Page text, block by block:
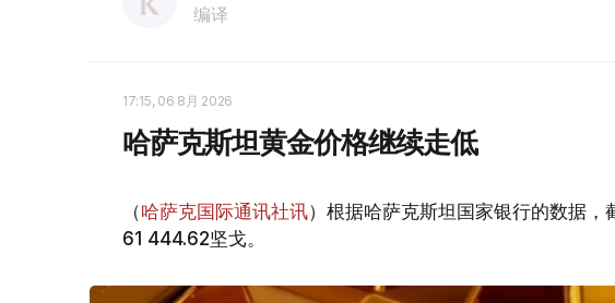
编译
17:15, 06 8月 2026
哈萨克斯坦黄金价格继续走低
（哈萨克国际通讯社讯）根据哈萨克斯坦国家银行的数据
61 444.62坚戈。